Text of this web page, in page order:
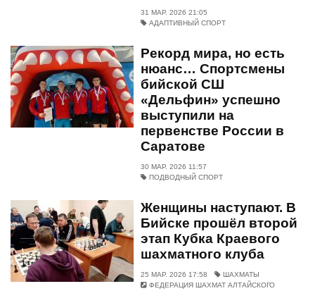
31 МАР. 2026 21:05
АДАПТИВНЫЙ СПОРТ
Рекорд мира, но есть
нюанс… Спортсмены
бийской СШ
«Дельфин» успешно
выступили на
первенстве России в
Саратове
30 МАР. 2026 11:57
ПОДВОДНЫЙ СПОРТ
Женщины наступают. В
Бийске прошёл второй
этап Кубка Краевого
шахматного клуба
25 МАР. 2026 17:58
ШАХМАТЫ
ФЕДЕРАЦИЯ ШАХМАТ АЛТАЙСКОГО